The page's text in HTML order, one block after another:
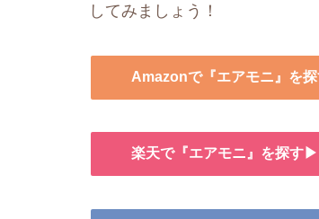
してみましょう！
Amazonで『エアモニ』を
楽天で『エアモニ』を探す▶